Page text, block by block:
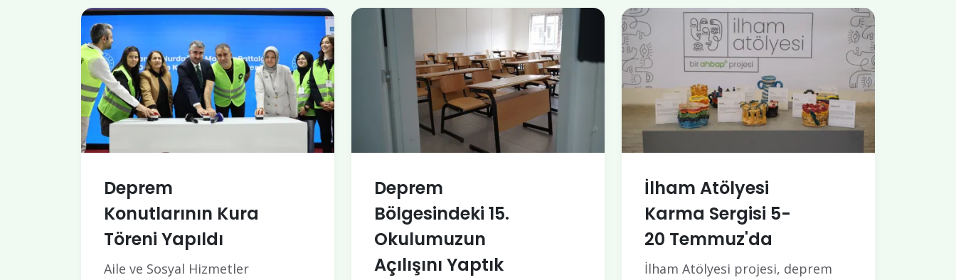
Deprem
Konutlarının Kura
Töreni Yapıldı
Aile ve Sosyal Hizmetler
Deprem
Bölgesindeki 15.
Okulumuzun
Açılışını Yaptık
İlham Atölyesi
Karma Sergisi 5-
20 Temmuz'da
İlham Atölyesi projesi, deprem